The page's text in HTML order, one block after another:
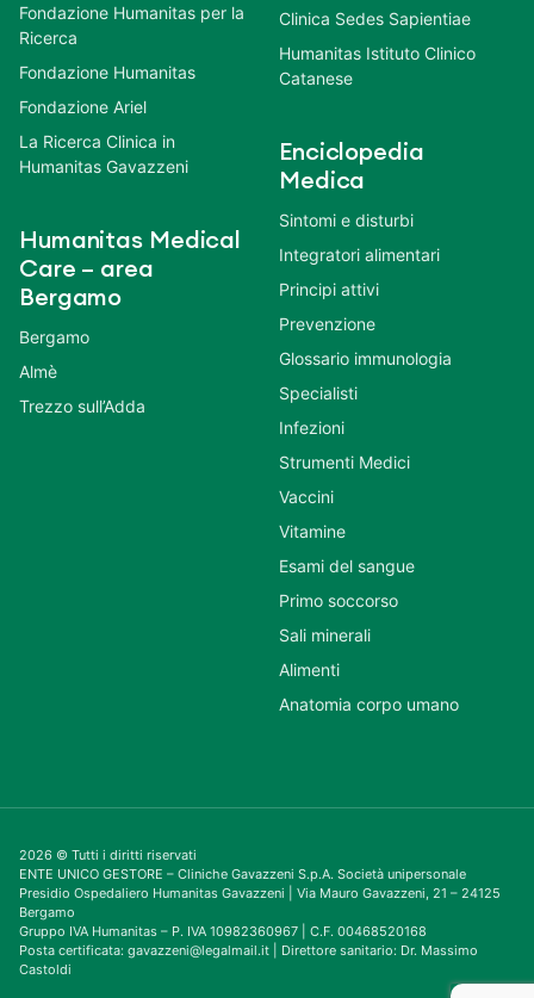
Fondazione Humanitas per la
Ricerca
Fondazione Humanitas
Fondazione Ariel
La Ricerca Clinica in
Humanitas Gavazzeni
Humanitas Medical
Care – area
Bergamo
Bergamo
Almè
Trezzo sull’Adda
Clinica Sedes Sapientiae
Humanitas Istituto Clinico
Catanese
Enciclopedia
Medica
Sintomi e disturbi
Integratori alimentari
Principi attivi
Prevenzione
Glossario immunologia
Specialisti
Infezioni
Strumenti Medici
Vaccini
Vitamine
Esami del sangue
Primo soccorso
Sali minerali
Alimenti
Anatomia corpo umano
2026 © Tutti i diritti riservati
ENTE UNICO GESTORE – Cliniche Gavazzeni S.p.A. Società unipersonale
Presidio Ospedaliero Humanitas Gavazzeni | Via Mauro Gavazzeni, 21 – 24125
Bergamo
Gruppo IVA Humanitas – P. IVA 10982360967 | C.F. 00468520168
Posta certificata: gavazzeni@legalmail.it | Direttore sanitario: Dr. Massimo
Castoldi